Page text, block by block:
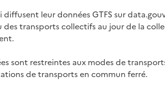
leur données GTFS sur
transports collectifs au jour de la
sont restreintes aux modes de
de transports en commun ferré.